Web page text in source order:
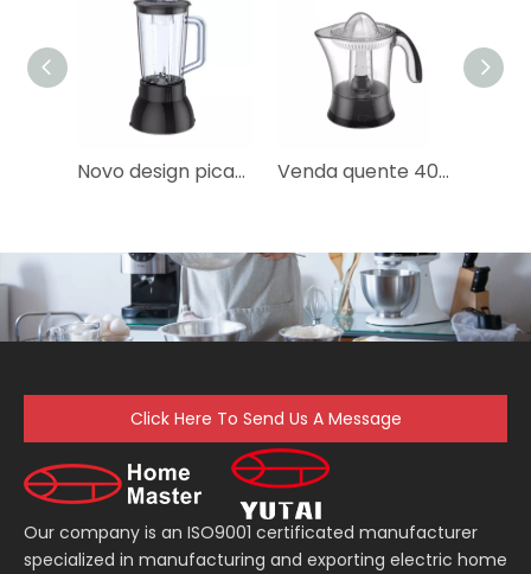
Novo design picador elétrico de alimentos secos de produto comestível para bebê Venda quente 40w espremedor de plástico elétrico para frutas
Click Here To Send Us A Message
Our company is an ISO9001 certificated manufacturer
specialized in manufacturing and exporting electric home